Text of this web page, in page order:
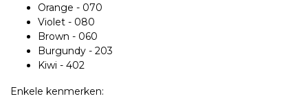
Orange - 070
Violet - 080
Brown - 060
Burgundy - 203
Kiwi - 402
Enkele kenmerken: